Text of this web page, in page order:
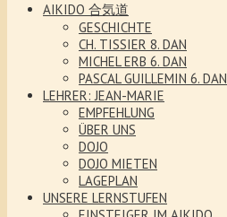
AIKIDO 合気道
GESCHICHTE
CH. TISSIER 8. DAN
MICHEL ERB 6. DAN
PASCAL GUILLEMIN 6. DAN
LEHRER: JEAN-MARIE
EMPFEHLUNG
ÜBER UNS
DOJO
DOJO MIETEN
LAGEPLAN
UNSERE LERNSTUFEN